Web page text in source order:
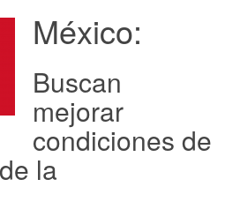
México:
Buscan
mejorar
condiciones de
la